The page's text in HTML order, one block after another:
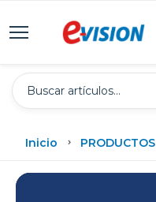
Inicio PRODUCTOS